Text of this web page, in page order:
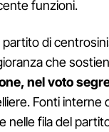
funzioni.
di
che
nel voto
Fonti interne
nelle fila del